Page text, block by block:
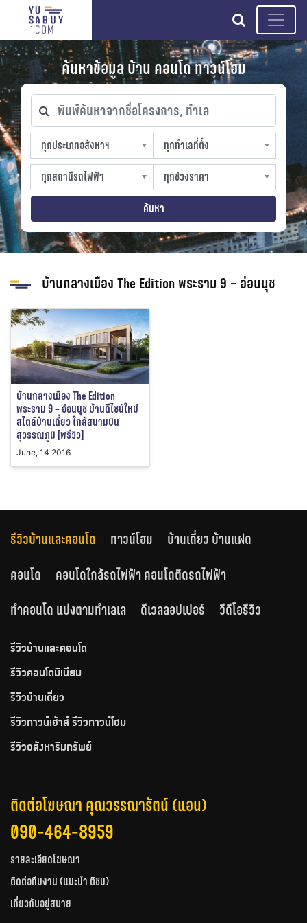
search
ค้นหาข้อมูล บ้าน คอนโด ทาวน์โฮม
พิมพ์ค้นหาจากชื่อโครงการ, ทำเล
ทุกประเภทอสังหาฯ
ทุกประเภทอสังหาฯ
sproperty
ทุกทำเลที่ตั้ง
ทุกทำเลที่ตั้ง
slocation
ทุกสถานีรถไฟฟ้า
ทุกสถานีรถไฟฟ้า
strain-station
ทุกช่วงราคา
ทุกช่วงราคา
sprice
ค้นหา
บ้านกลางเมือง The Edition พระราม 9 – อ่อนนุช
บ้านกลางเมือง The Edition
พระราม 9 – อ่อนนุช บ้านดีไซน์ใหม่
สไตล์บ้านเดี่ยว ใกล้สนามบิน
สุวรรณภูมิ [พรีวิว]
June, 14 2016
รีวิวบ้านและคอนโด ทาวน์โฮม
บ้านเดี่ยว บ้านแฝด
คอนโด
คอนโดใกล้รถไฟฟ้า คอนโดติดรถไฟฟ้า
ทำคอนโด แบ่งตามทำเลเล
ดีเวลลอปเปอร์ วีดีโอรีวิว
รีวิวบ้านและคอนโด
รีวิวคอนโดมิเนียม
รีวิวบ้านเดี่ยว
รีวิวทาวน์เฮ้าส์ รีวิวทาวน์โฮม
รีวิวอสังหาริมทรัพย์
ติดต่อโฆษณา คุณวรรณารัตน์ (แอน)
090-464-8959
รายละเอียดโฆษณา
ติดต่อทีมงาน (แนะนำ ติชม)
เกี่ยวกับอยู่สบาย